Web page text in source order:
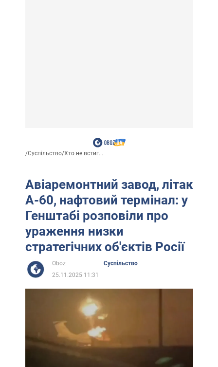
/Суспільство/Хто не встиг...
Авіаремонтний завод, літак
А-60, нафтовий термінал: у
Генштабі розповіли про
ураження низки
стратегічних об'єктів Росії
Oboz
Суспільство
25.11.2025 11:31